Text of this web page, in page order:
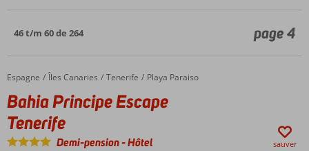
46 t/m 60 de 264 page 4
Accueil
Espagne Îles Canaries Tenerife Playa Paraiso
Bahia Principe Escape Tenerife
Bahia Principe Escape
Tenerife
Demi-pension-Hôtel sauver